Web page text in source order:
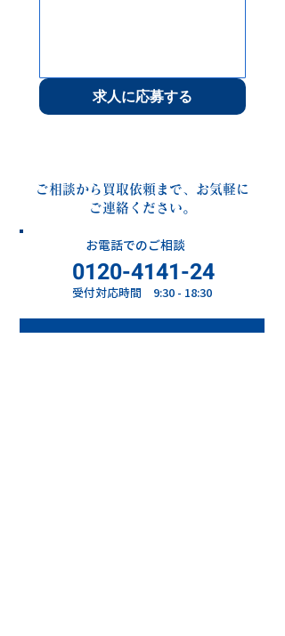
求人に応募する
ご相談から買取依頼まで、お気軽に
ご連絡ください。
お電話でのご相談
0120-4141-24
受付対応時間 9:30 - 18:30